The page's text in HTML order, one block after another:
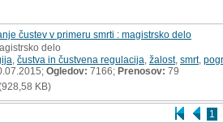
1
čustev v primeru smrti : magistrsko delo
delo
čustva in čustvena regulacija žalost, smrt,
Ogledov: 7166; Prenosov: 79
KB)